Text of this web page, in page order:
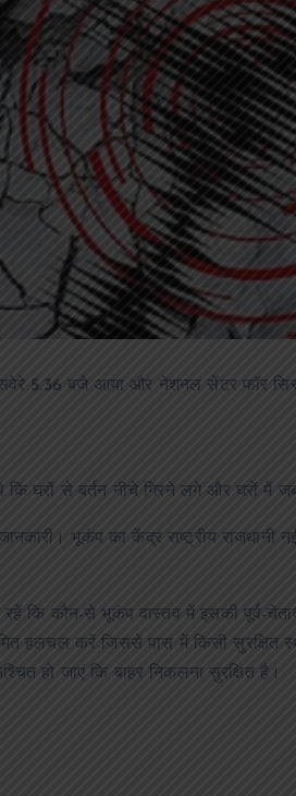
5.36 बजे आया और नेशनल सेंटर फॉर
घरों से बर्तन नीचे गिरने लगे और घरों में
भूकंप का केंद्र राष्ट्रीय राजधानी
रहें कि कौन-से भूकंप वास्तव में इसकी पूर्व-
हलचल करें जिससे पास में किसी सुरक्षित
हो जाएं कि बाहर निकलना सुरक्षित है।
आजमगढ़ मंदिर का
बर्तन व दानपेटी